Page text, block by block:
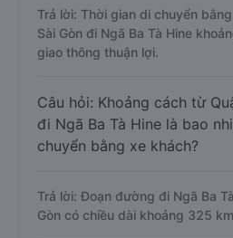
Trả lời: Thời gian di chuyển
Sài Gòn đi Ngã Ba Tà Hine
giao thông thuận lợi.
Câu hỏi: Khoảng cách từ
đi Ngã Ba Tà Hine là bao
chuyển bằng xe khách?
Trả lời: Đoạn đường đi Ngã Ba
Gòn có chiều dài khoảng 325